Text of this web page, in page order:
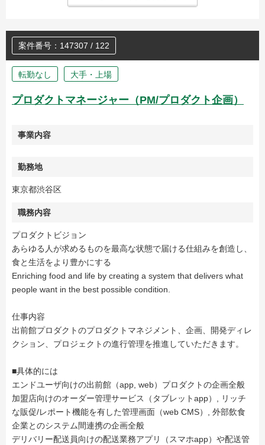
案件番号：147307 / 122
転勤なし 大手・上場
プロダクトマネージャー（PM/プロダクト企画）
事業内容
勤務地
東京都渋谷区
職務内容
プロダクトビジョン
あらゆる人が求めるものを最高な状態で届ける仕組みを創造し、
食と生活をより豊かにする
Enriching food and life by creating a system that delivers what
people want in the best possible condition.
仕事内容
出前館プロダクトのプロダクトマネジメント、企画、開発ディレ
クション、プロジェクトの進行管理を推進していただきます。
■具体的には
エンドユーザ向けの出前館（app, web）プロダクトの企画全般
加盟店向けのオーダー管理サービス（タブレットapp）, リッチ
な販促/レポート機能を有した管理画面（web CMS）, 外部飲食
企業とのシステム間連携の企画全般
デリバリー配送員向けの配送業務アプリ（スマホapp）や配送管